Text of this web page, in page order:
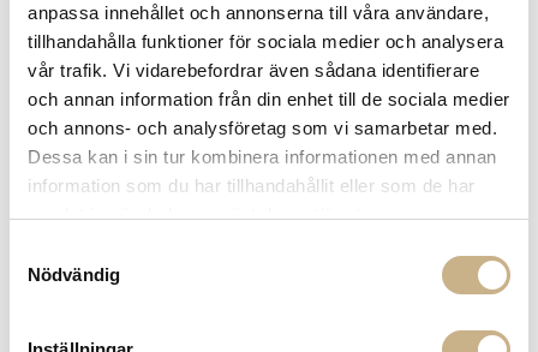
anpassa innehållet och annonserna till våra användare,
tillhandahålla funktioner för sociala medier och analysera
vår trafik. Vi vidarebefordrar även sådana identifierare
och annan information från din enhet till de sociala medier
och annons- och analysföretag som vi samarbetar med.
Dessa kan i sin tur kombinera informationen med annan
information som du har tillhandahållit eller som de har
samlat in när du har använt deras tjänster.
Nödvändig